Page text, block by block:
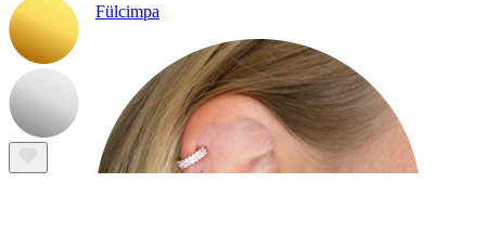
Fülcimpa